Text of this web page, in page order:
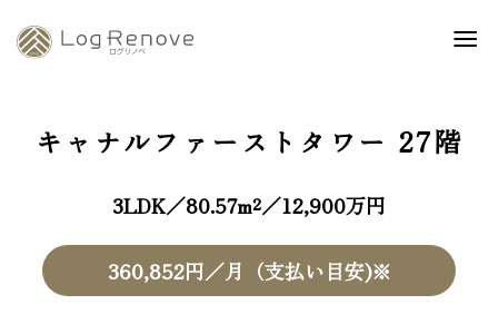
キャナルファーストタワー 27階
3LDK／80.57m²／12,900万円
360,852円／月（支払い目安)※